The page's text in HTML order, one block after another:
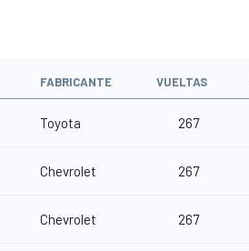
FABRICANTE VUELTAS
Toyota 267
Chevrolet 267
Chevrolet 267